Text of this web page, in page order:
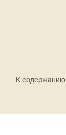
К содержанию